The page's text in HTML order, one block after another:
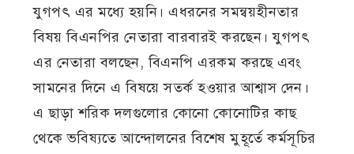
যুগপৎ এর মধ্যে হয়নি। এধরনের সমন্বয়হীনতার
বিষয় বিএনপির নেতারা বারবারই করছেন। যুগপৎ
এর নেতারা বলছেন, বিএনপি এরকম করছে এবং
সামনের দিনে এ বিষয়ে সতর্ক হওয়ার আশ্বাস দেন।
এ ছাড়া শরিক দলগুলোর কোনো কোনোটির কাছ
থেকে ভবিষ্যতে আন্দোলনের বিশেষ মুহূর্তে কর্মসূচির